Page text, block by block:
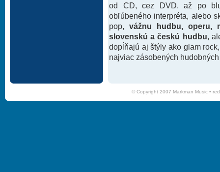
od CD, cez DVD. až po
obľúbeného interpréta, alebo
pop, vážnu hudbu, operu,
slovenskú a českú hudbu ,
dopĺňajú aj štýly ako glam
najviac zásobených
© Copyright 2007 Markman Music •